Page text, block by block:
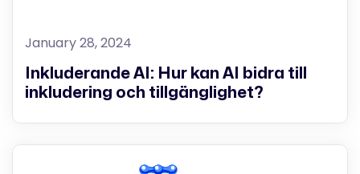
January 28, 2024
Inkluderande AI: Hur kan AI bidra till
inkludering och tillgänglighet?